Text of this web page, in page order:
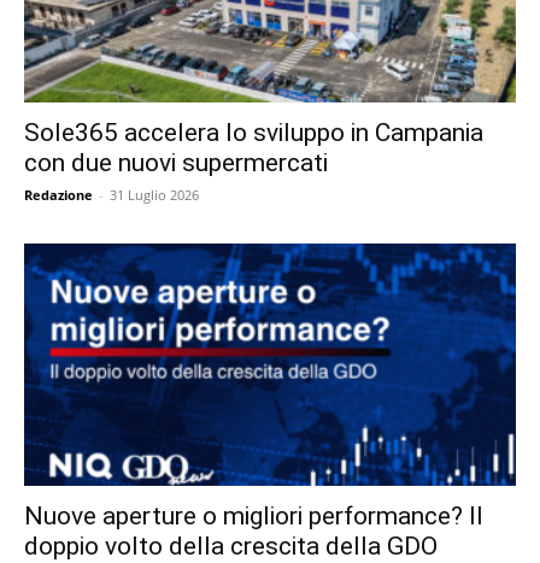
Sole365 accelera lo sviluppo in Campania
con due nuovi supermercati
Redazione - 31 Luglio 2026
Nuove aperture o migliori performance? Il
doppio volto della crescita della GDO